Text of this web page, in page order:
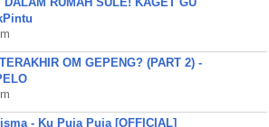
OM GEPENG? (PART 2) -
- Ku Puja Puja [OFFICIAL]